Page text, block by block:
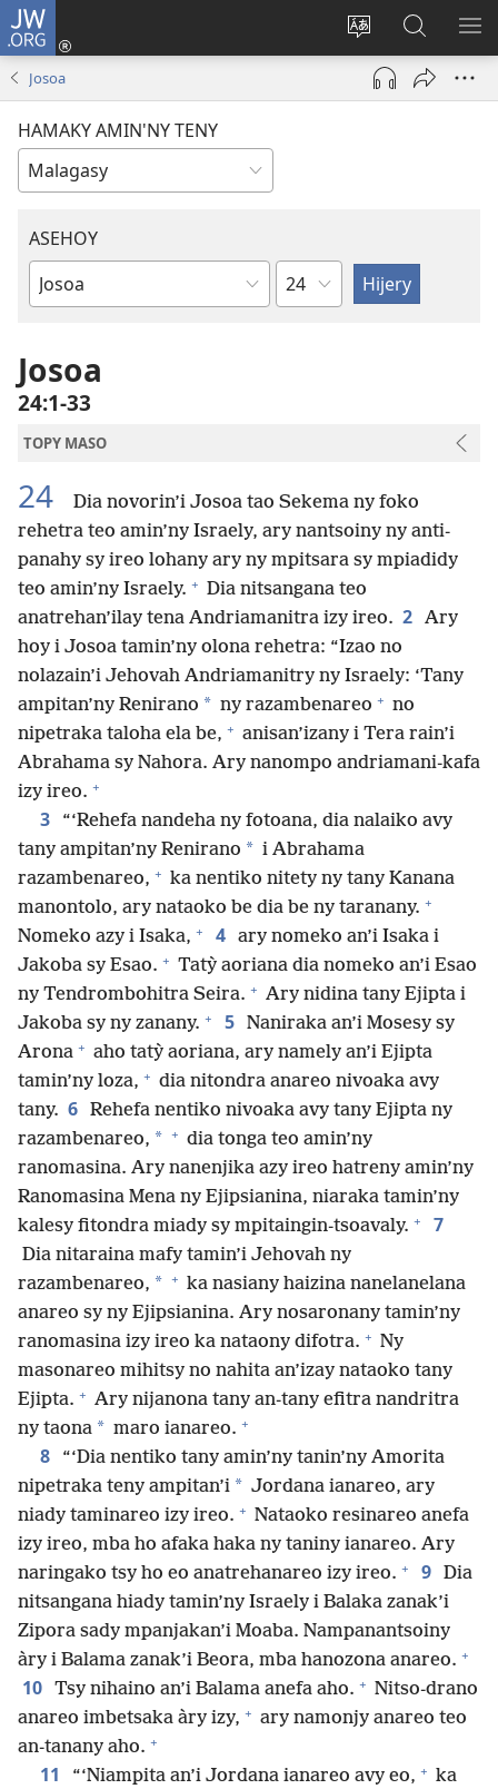
JW.ORG
Hiova
fiteny
Hiditra
(manokatra
rohy)
ato
Amin’ny
Josoa
HAMAKY AMIN'NY TENY
ASEHOY
Boky
Baiboly
Toko
Josoa
24:1-33
TOPY MASO
24
Dia novorin’i Josoa tao Sekema ny foko
rehetra teo amin’ny Israely, ary nantsoiny ny anti-
panahy sy ireo lohany ary ny mpitsara sy mpiadidy
teo amin’ny Israely. + Dia nitsangana teo
anatrehan’ilay tena Andriamanitra izy ireo. 2 Ary
hoy i Josoa tamin’ny olona rehetra: “Izao no
nolazain’i Jehovah Andriamanitry ny Israely: ‘Tany
ampitan’ny Renirano * ny razambenareo + no
nipetraka taloha ela be, + anisan’izany i Tera rain’i
Abrahama sy Nahora. Ary nanompo andriamani-kafa
izy ireo. +
3
“‘Rehefa nandeha ny fotoana, dia nalaiko avy
tany ampitan’ny Renirano * i Abrahama
razambenareo, + ka nentiko nitety ny tany Kanana
manontolo, ary nataoko be dia be ny taranany. +
Nomeko azy i Isaka, + 4 ary nomeko an’i Isaka i
Jakoba sy Esao. + Tatỳ aoriana dia nomeko an’i Esao
ny Tendrombohitra Seira. + Ary nidina tany Ejipta i
Jakoba sy ny zanany. + 5 Naniraka an’i Mosesy sy
Arona + aho tatỳ aoriana, ary namely an’i Ejipta
tamin’ny loza, + dia nitondra anareo nivoaka avy
tany. 6 Rehefa nentiko nivoaka avy tany Ejipta ny
razambenareo, * + dia tonga teo amin’ny
ranomasina. Ary nanenjika azy ireo hatreny amin’ny
Ranomasina Mena ny Ejipsianina, niaraka tamin’ny
kalesy fitondra miady sy mpitaingin-tsoavaly. + 7
Dia nitaraina mafy tamin’i Jehovah ny
razambenareo, * + ka nasiany haizina nanelanelana
anareo sy ny Ejipsianina. Ary nosaronany tamin’ny
ranomasina izy ireo ka nataony difotra. + Ny
masonareo mihitsy no nahita an’izay nataoko tany
Ejipta. + Ary nijanona tany an-tany efitra nandritra
ny taona * maro ianareo. +
8
“‘Dia nentiko tany amin’ny tanin’ny Amorita
nipetraka teny ampitan’i * Jordana ianareo, ary
niady taminareo izy ireo. + Nataoko resinareo anefa
izy ireo, mba ho afaka haka ny taniny ianareo. Ary
naringako tsy ho eo anatrehanareo izy ireo. + 9 Dia
nitsangana hiady tamin’ny Israely i Balaka zanak’i
Zipora sady mpanjakan’i Moaba. Nampanantsoiny
àry i Balama zanak’i Beora, mba hanozona anareo. +
10 Tsy nihaino an’i Balama anefa aho. + Nitso-drano
anareo imbetsaka àry izy, + ary namonjy anareo teo
an-tanany aho. +
11 “‘Niampita an’i Jordana ianareo avy eo, + ka